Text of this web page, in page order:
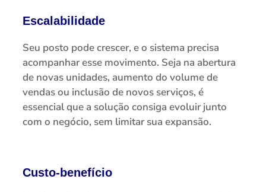
Escalabilidade
Seu posto pode crescer, e o sistema precisa
acompanhar esse movimento. Seja na abertura
de novas unidades, aumento do volume de
vendas ou inclusão de novos serviços, é
essencial que a solução consiga evoluir junto
com o negócio, sem limitar sua expansão.
Custo-benefício